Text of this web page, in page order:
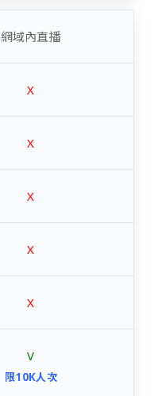
網域內直播
X
X
X
X
X
V
限10K人次